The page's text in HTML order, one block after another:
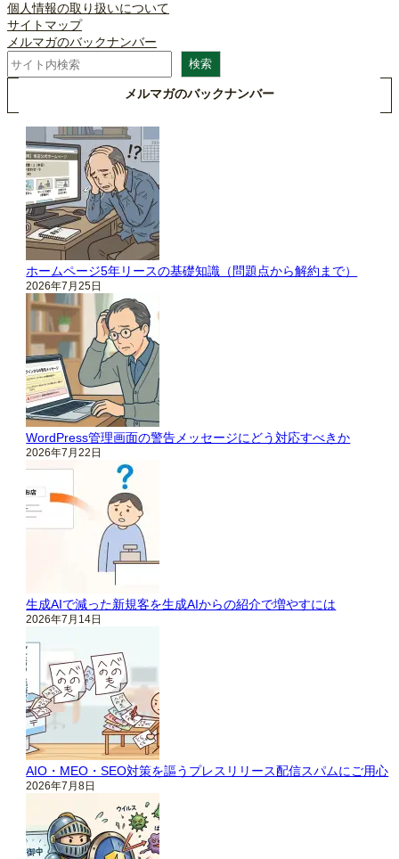
個人情報の取り扱いについて
サイトマップ
メルマガのバックナンバー
検
索
検索
メルマガのバックナンバー
ホームページ5年リースの基礎知識（問題点から解約まで）
2026年7月25日
WordPress管理画面の警告メッセージにどう対応すべきか
2026年7月22日
生成AIで減った新規客を生成AIからの紹介で増やすには
2026年7月14日
AIO・MEO・SEO対策を謳うプレスリリース配信スパムにご用心
2026年7月8日